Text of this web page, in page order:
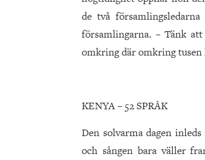
de två
församlingarna. – Tänk
omkring där omkring
KENYA – 52 SPRÅK
Den solvarma dagen
och sången bara väller